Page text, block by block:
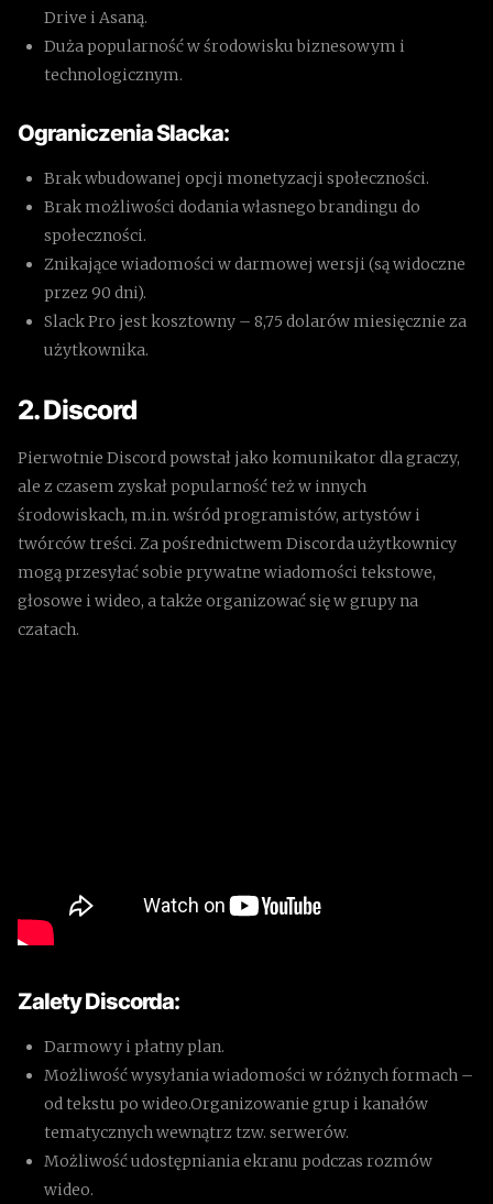
Drive i Asaną.
Duża popularność w środowisku biznesowym i
technologicznym.
Ograniczenia Slacka:
Brak wbudowanej opcji monetyzacji społeczności.
Brak możliwości dodania własnego brandingu do
społeczności.
Znikające wiadomości w darmowej wersji (są widoczne
przez 90 dni).
Slack Pro jest kosztowny – 8,75 dolarów miesięcznie za
użytkownika.
2. Discord
Pierwotnie Discord powstał jako komunikator dla graczy,
ale z czasem zyskał popularność też w innych
środowiskach, m.in. wśród programistów, artystów i
twórców treści. Za pośrednictwem Discorda użytkownicy
mogą przesyłać sobie prywatne wiadomości tekstowe,
głosowe i wideo, a także organizować się w grupy na
czatach.
Zalety Discorda:
Darmowy i płatny plan.
Możliwość wysyłania wiadomości w różnych formach –
od tekstu po wideo.Organizowanie grup i kanałów
tematycznych wewnątrz tzw. serwerów.
Możliwość udostępniania ekranu podczas rozmów
wideo.